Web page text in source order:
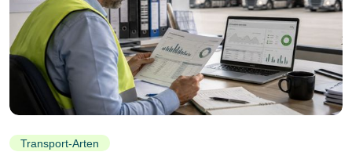
Transport-Arten